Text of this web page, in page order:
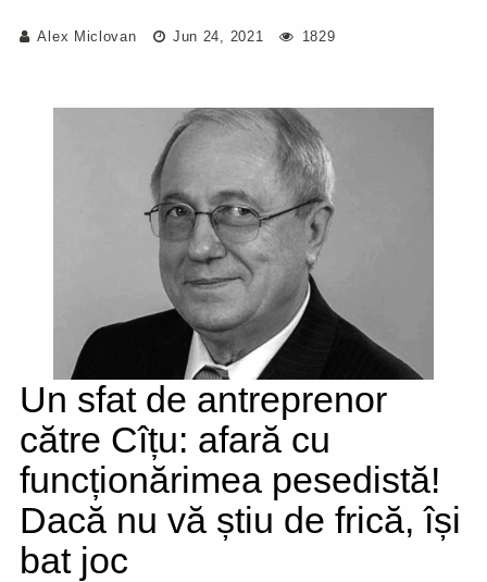
Alex Miclovan Jun 24, 2021 1829
Un sfat de antreprenor
către Cîțu: afară cu
funcționărimea pesedistă!
Dacă nu vă știu de frică, își
bat joc